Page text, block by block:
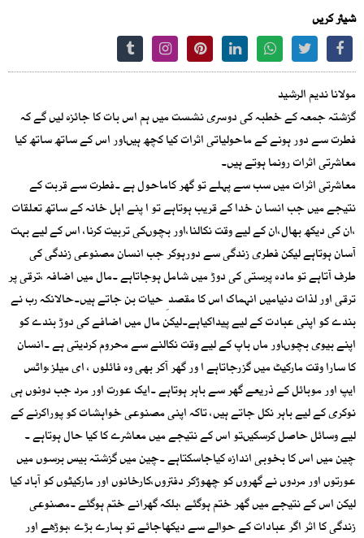
شیئر کریں
مولانا ندیم الرشید
گزشتہ جمعہ کے خطبہ کی دوسری نشست میں ہم اس بات کا جائزہ لیں گے کہ
فطرت سے دور ہونے کے ماحولیاتی اثرات کیا کچھ ہیںاور اس کے ساتھ ساتھ کیا
معاشرتی اثرات رونما ہوتے ہیں۔
معاشرتی اثرات میں سب سے پہلے تو گھر کاماحول ہے ۔فطرت سے قربت کے
نتیجے میں جب انسا ن خدا کے قریب ہوتاہے تو ا پنے اہل خانہ کے ساتھ تعلقات
،ان کی دیکھ بھال،ان کے لیے وقت نکالنا،اور بچوںکی تربیت کرنا، اس کے لیے بہت
آسان ہوتاہے لیکن فطری زندگی سے دورہوکر جب انسان مصنوعی زندگی کی
طرف آتاہے تو مادہ پرستی کی دوڑ میں شامل ہوجاتاہے ۔مال میں اضافہ ،ترقی پر
ترقی اور لذات دنیامیں انہماک اس کا مقصد ِ حیات بن جاتے ہیں۔حالانکہ رب نے
بندے کو اپنی عبادت کے لیے پیداکیاہے۔لیکن مال میں اضافے کی دوڑ بندے کو
اپنے بیوی بچوںاور ماں باپ کے لیے وقت نکالنے سے محروم کردیتی ہے ۔انسان
کا سارا وقت مارکیٹ میں گزرجاتاہے ا ور گھر آکر بھی وہ فائلوں ، ای میلز،واٹس
ایپ اور موبائل کے ذریعے گھر سے باہر ہوتاہے ۔ایک عورت اور مرد جب دونوں ہی
نوکری کے لیے باہر نکل جاتے ہیں، تاکہ اپنی مصنوعی خواہشات کو پوراکرنے کے
لیے وسائل حاصل کرسکیںتو اس کے نتیجے میں معاشرے کا کیا حال ہوتاہے ۔
چین میں اس کا بخوبی اندازہ کیاجاسکتاہے ۔چین میں گزشتہ بیس برسوں میں
عورتوں اور مردوں نے گھروں کو چھوڑکر دفتروں،کارخانوں اور مارکیٹوں کو آباد کیا
لیکن اس کے نتیجے میں گھر ختم ہوگئے ،بلکہ گھرانے ختم ہوگئے ۔مصنوعی
زندگی کا اثر اگر عبادات کے حوالے سے دیکھاجائے تو ہمارے بڑے ،بوڑھے اور